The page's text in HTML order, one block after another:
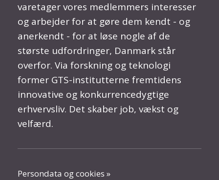
varetager vores medlemmers interesser
og arbejder for at gøre dem kendt - og
anerkendt - for at løse nogle af de
største udfordringer, Danmark står
overfor. Via forskning og teknologi
former GTS-institutterne fremtidens
innovative og konkurrencedygtige
erhvervsliv. Det skaber job, vækst og
velfærd.
Persondata og cookies »